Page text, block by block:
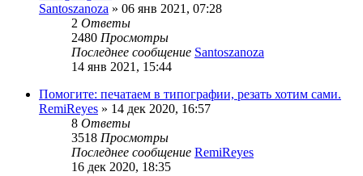
Santoszanoza » 06 янв 2021, 07:28
2 Ответы
2480 Просмотры
Последнее сообщение Santoszanoza
14 янв 2021, 15:44
Помогите: печатаем в типографии, резать хотим сами.
RemiReyes » 14 дек 2020, 16:57
8 Ответы
3518 Просмотры
Последнее сообщение RemiReyes
16 дек 2020, 18:35